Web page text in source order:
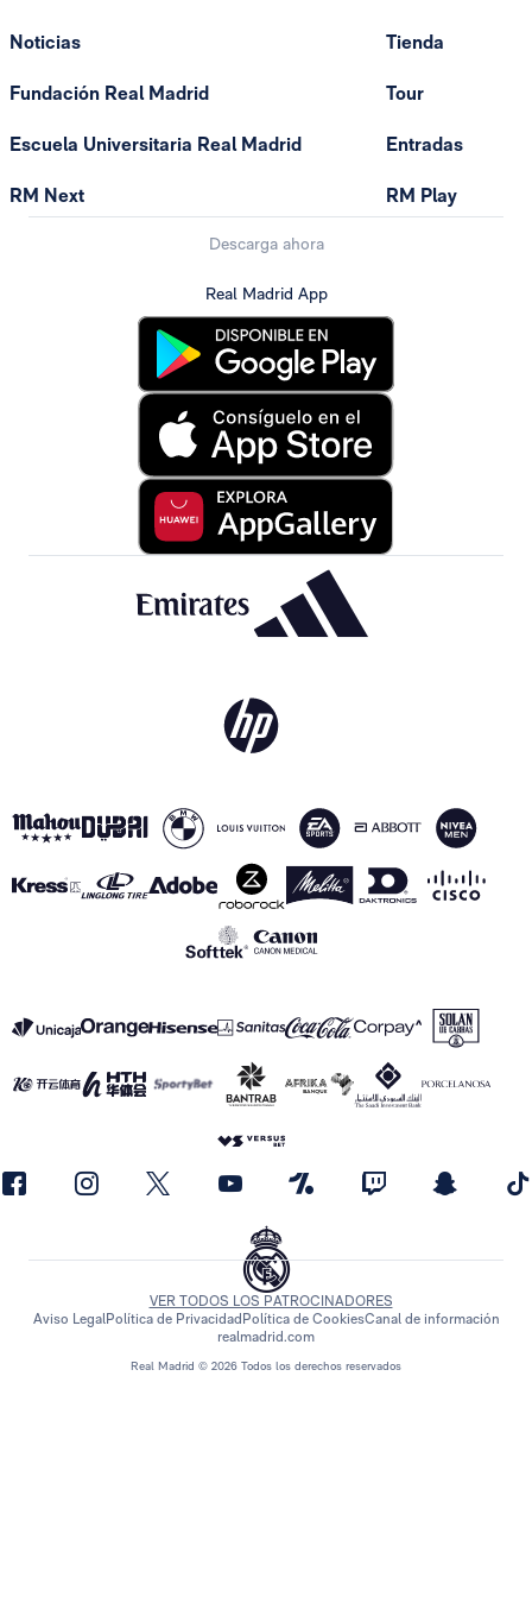
Noticias
Fundación Real Madrid
Escuela Universitaria Real Madrid
RM Next
Tienda
Tour
Entradas
RM Play
Descarga ahora
Real Madrid App
Real Madrid © 2026 Todos los derechos reservados
VER TODOS LOS PATROCINADORES
Aviso LegalPolítica de Privacidad Política de CookiesCanal de información
realmadrid.com